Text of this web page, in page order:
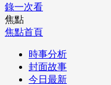
錄一次看
焦點
焦點首頁
時事分析
封面故事
今日最新